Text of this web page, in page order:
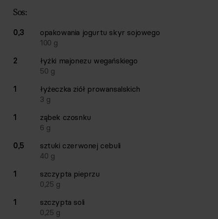
Sos:
0,3 opakowania jogurtu skyr sojowego
100 g
2
łyżki majonezu wegańskiego
50 g
1
łyżeczka ziół prowansalskich
3 g
1
ząbek czosnku
6 g
0,5
sztuki czerwonej cebuli
40 g
1
szczypta pieprzu
0,25 g
1
szczypta soli
0,25 g